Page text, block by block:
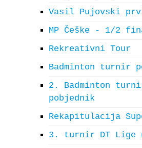
Vasil Pujovski
MP Češke - 1/2
Rekreativni Tour
Badminton turnir
2. Badminton
pobjednik
Rekapitulacija
3. turnir DT Lige u